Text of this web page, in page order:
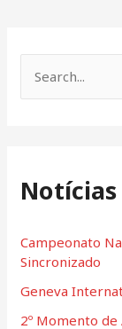
c
f
o
r
:
Campeonato
Sincronizado
Geneva
2º Momento